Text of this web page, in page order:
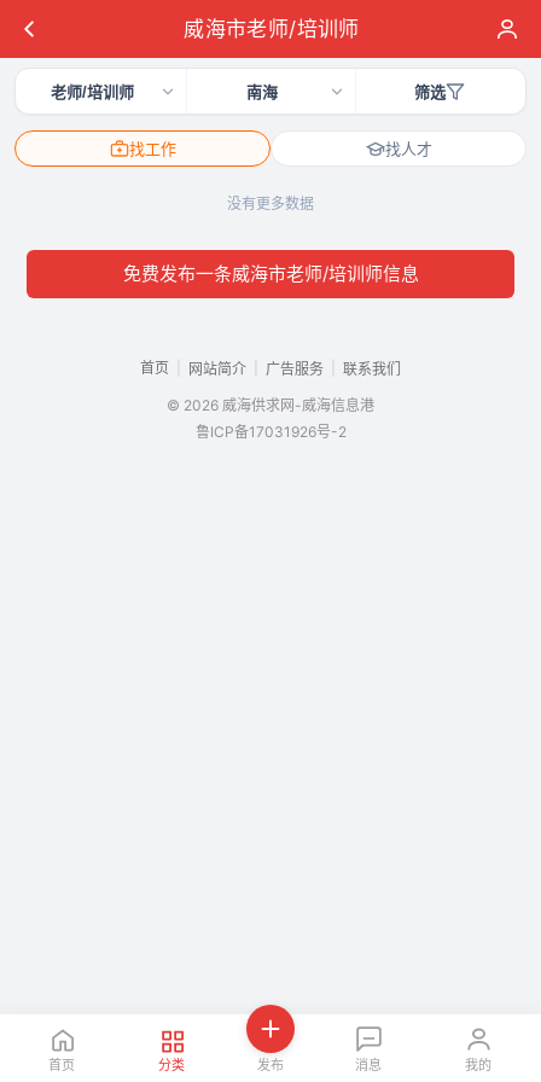
威海市老师/培训师
老师/培训师 南海 筛选
找工作 找人才
没有更多数据
免费发布一条威海市老师/培训师信息
首页 网站简介 广告服务
联系我们
© 2026 威海供求网-威海信息港
鲁ICP备17031926号-2
首页 分类 发布 消息 我的